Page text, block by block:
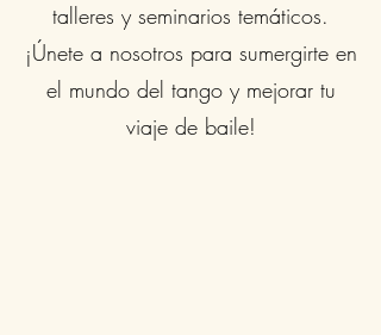
talleres y seminarios temáticos.
¡Únete a nosotros para sumergirte en
el mundo del tango y mejorar tu
viaje de baile!